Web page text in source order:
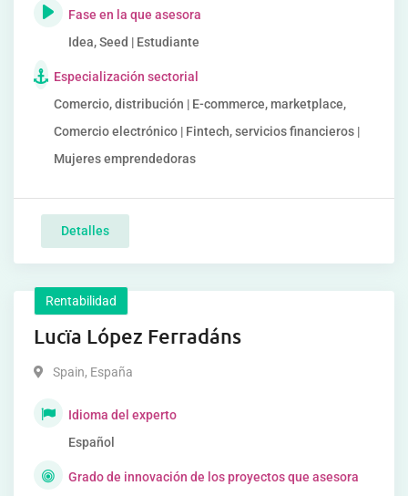
Fase en la que asesora
Idea, Seed | Estudiante
Especialización sectorial
Comercio, distribución | E-commerce, marketplace,
Comercio electrónico | Fintech, servicios financieros |
Mujeres emprendedoras
Detalles
Rentabilidad
Lucïa López Ferradáns
Spain, España
Idioma del experto
Español
Grado de innovación de los proyectos que asesora